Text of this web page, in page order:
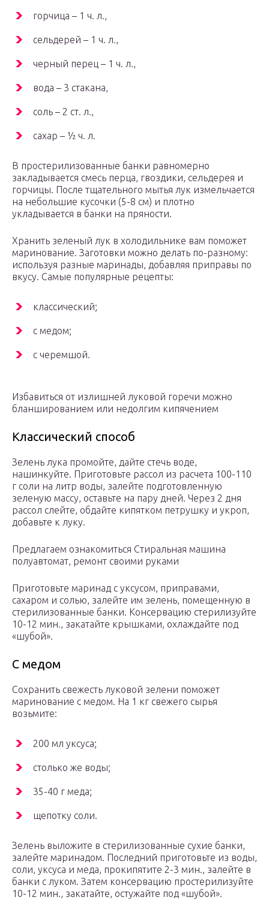
горчица – 1 ч. л.,
сельдерей – 1 ч. л.,
черный перец – 1 ч. л.,
вода – 3 стакана,
соль – 2 ст. л.,
сахар – ½ ч. л.
В простерилизованные банки равномерно
закладывается смесь перца, гвоздики, сельдерея и
горчицы. После тщательного мытья лук измельчается
на небольшие кусочки (5-8 см) и плотно
укладывается в банки на пряности.
Хранить зеленый лук в холодильнике вам поможет
маринование. Заготовки можно делать по-разному:
используя разные маринады, добавляя приправы по
вкусу. Самые популярные рецепты:
классический;
с медом;
с черемшой.
Избавиться от излишней луковой горечи можно
бланшированием или недолгим кипячением
Классический способ
Зелень лука промойте, дайте стечь воде,
нашинкуйте. Приготовьте рассол из расчета 100-110
г соли на литр воды, залейте подготовленную
зеленую массу, оставьте на пару дней. Через 2 дня
рассол слейте, обдайте кипятком петрушку и укроп,
добавьте к луку.
Предлагаем ознакомиться Стиральная машина
полуавтомат, ремонт своими руками
Приготовьте маринад с уксусом, приправами,
сахаром и солью, залейте им зелень, помещенную в
стерилизованные банки. Консервацию стерилизуйте
10-12 мин., закатайте крышками, охлаждайте под
«шубой».
С медом
Сохранить свежесть луковой зелени поможет
маринование с медом. На 1 кг свежего сырья
возьмите:
200 мл уксуса;
столько же воды;
35-40 г меда;
щепотку соли.
Зелень выложите в стерилизованные сухие банки,
залейте маринадом. Последний приготовьте из воды,
соли, уксуса и меда, прокипятите 2-3 мин., залейте в
банки с луком. Затем консервацию простерилизуйте
10-12 мин., закатайте, остужайте под «шубой».